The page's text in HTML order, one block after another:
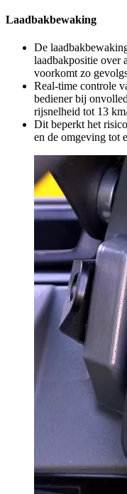
Laadbakbewaking
De
laadbakpositie over
voorkomt zo
Real-time controle
bediener bij
rijsnelheid tot 13
Dit beperkt het
en de omgeving tot